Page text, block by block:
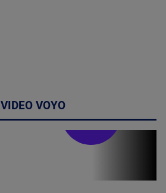
VIDEO VOYO